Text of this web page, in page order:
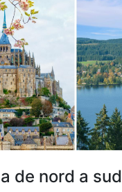
de nord a sud